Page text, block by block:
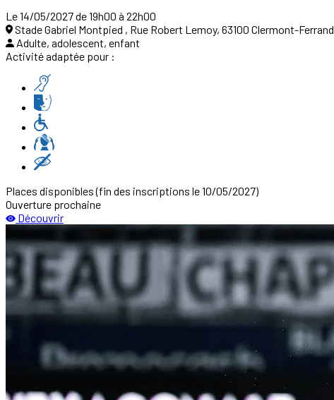
Le 14/05/2027 de 19h00 à 22h00
Stade Gabriel Montpied , Rue Robert Lemoy, 63100 Clermont-Ferrand
Adulte, adolescent, enfant
Activité adaptée pour :
Places disponibles(fin des inscriptions le 10/05/2027)
Ouverture prochaine
Découvrir